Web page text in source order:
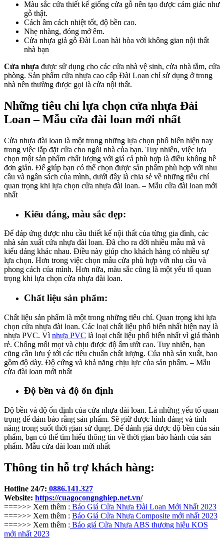
Màu sắc cửa thiết kế giống cửa gỗ nên tạo được cảm giác như
gỗ thật.
Cách âm cách nhiệt tốt, độ bền cao.
Nhẹ nhàng, đóng mở êm.
Cửa nhựa giả gỗ Đài Loan hài hòa với không gian nội thất
nhà bạn
Cửa nhựa được sử dụng cho các cửa nhà vệ sinh, cửa nhà tắm, cửa
phòng. Sản phẩm cửa nhựa cao cấp Đài Loan chỉ sử dụng ở trong
nhà nên thường được gọi là cửa nội thất.
Những tiêu chí lựa chọn cửa nhựa Đài
Loan – Mẫu cửa đài loan mới nhất
Cửa nhựa đài loan là một trong những lựa chọn phổ biến hiện nay
trong việc lắp đặt cửa cho ngôi nhà của bạn. Tuy nhiên, việc lựa
chọn một sản phẩm chất lượng với giá cả phù hợp là điều không hề
đơn giản. Để giúp bạn có thể chọn được sản phẩm phù hợp với nhu
cầu và ngân sách của mình, dưới đây là chia sẻ về những tiêu chí
quan trọng khi lựa chọn cửa nhựa đài loan. – Mẫu cửa đài loan mới
nhất
Kiểu dáng, màu sắc đẹp:
Để đáp ứng được nhu cầu thiết kế nội thất của từng gia đình, các
nhà sản xuất cửa nhựa đài loan. Đã cho ra đời nhiều mẫu mã và
kiểu dáng khác nhau. Điều này giúp cho khách hàng có nhiều sự
lựa chọn. Hơn trong việc chọn mẫu cửa phù hợp với nhu cầu và
phong cách của mình. Hơn nữa, màu sắc cũng là một yếu tố quan
trọng khi lựa chọn cửa nhựa đài loan.
Chất liệu sản phẩm:
Chất liệu sản phẩm là một trong những tiêu chí. Quan trọng khi lựa
chọn cửa nhựa đài loan. Các loại chất liệu phổ biến nhất hiện nay là
nhựa PVC. Vì nhựa PVC là loại chất liệu phổ biến nhất vì giá thành
rẻ. Chống mối mọt và chịu được độ ẩm ướt cao. Tuy nhiên, bạn
cũng cần lưu ý tới các tiêu chuẩn chất lượng. Của nhà sản xuất, bao
gồm độ dày. Độ cứng và khả năng chịu lực của sản phẩm. – Mẫu
cửa đài loan mới nhất
Độ bền và độ ổn định
Độ bền và độ ổn định của cửa nhựa đài loan. Là những yếu tố quan
trọng để đảm bảo rằng sản phẩm. Sẽ giữ được hình dáng và tính
năng trong suốt thời gian sử dụng. Để đánh giá được độ bền của sản
phẩm, bạn có thể tìm hiểu thông tin về thời gian bảo hành của sản
phẩm. Mẫu cửa đài loan mới nhất
Thông tin hỗ trợ khách hàng:
Hotline 24/7: 0886.141.327
Website: https://cuagocongnghiep.net.vn/
===>>> Xem thêm : Báo Giá Cửa Nhựa Đài Loan Mới Nhất 2023
===>>> Xem thêm : Báo Giá Cửa Nhựa Composite mới nhất 2023
===>>> Xem thêm : Báo giá Cửa Nhựa ABS thương hiệu KOS
mới nhất 2023